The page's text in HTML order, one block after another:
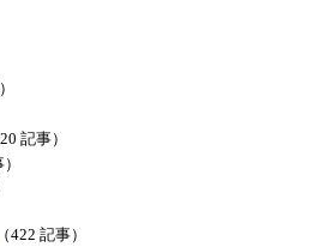
記事）
（422 記事）